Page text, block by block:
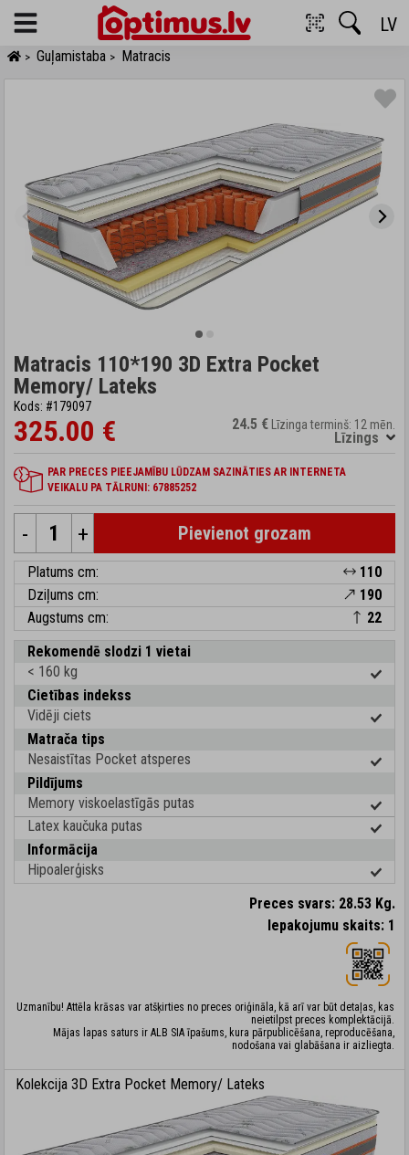
Menu LV
> Guļamistaba > Matracis
Matracis 110*190 3D Extra Pocket
Memory/ Lateks
Kods: #179097
325.00 € 24.5 € Līzinga termiņš: 12 mēn.
Līzings
PAR PRECES PIEEJAMĪBU LŪDZAM SAZINĀTIES AR INTERNETA
VEIKALU PA TĀLRUNI: 67885252
- + Pievienot grozam
Platums cm:
110
Dziļums cm:
190
Augstums cm:
22
Rekomendē slodzi 1 vietai
< 160 kg
Cietības indekss
Vidēji ciets
Matrača tips
Nesaistītas Pocket atsperes
Pildījums
Memory viskoelastīgās putas
Latex kaučuka putas
Informācija
Hipoalerģisks
Preces svars: 28.53 Kg.
Iepakojumu skaits: 1
Uzmanību! Attēla krāsas var atšķirties no preces oriģināla, kā arī var būt detaļas, kas
neietilpst preces komplektācijā.
Mājas lapas saturs ir ALB SIA īpašums, kura pārpublicēšana, reproducēšana,
nodošana vai glabāšana ir aizliegta.
Kolekcija 3D Extra Pocket Memory/ Lateks